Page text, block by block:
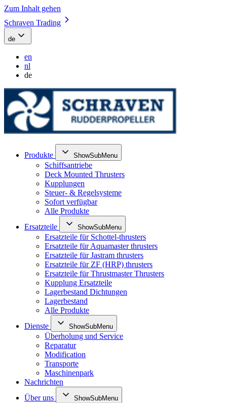
Zum Inhalt gehen
Schraven Trading
de
en
nl
de
Produkte ShowSubMenu
Schiffsantriebe
Deck Mounted Thrusters
Kupplungen
Steuer- & Regelsysteme
Sofort verfügbar
Alle Produkte
Ersatzteile
ShowSubMenu
Ersatzteile für Schottel-thrusters
Ersatzteile für Aquamaster thrusters
Ersatzteile für Jastram thrusters
Ersatzteile für ZF (HRP) thrusters
Ersatzteile für Thrustmaster Thrusters
Kupplung Ersatzteile
Lagerbestand Dichtungen
Lagerbestand
Alle Produkte
Dienste
ShowSubMenu
Überholung und Service
Reparatur
Modification
Transporte
Maschinenpark
Nachrichten
Über uns
ShowSubMenu